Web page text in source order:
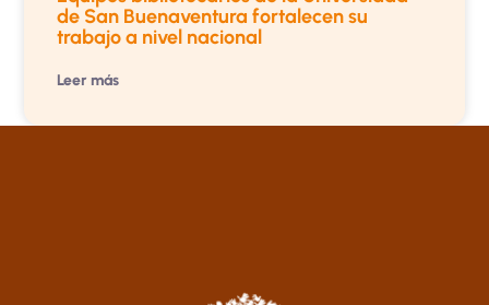
de San Buenaventura fortalecen su
trabajo a nivel nacional
Leer más